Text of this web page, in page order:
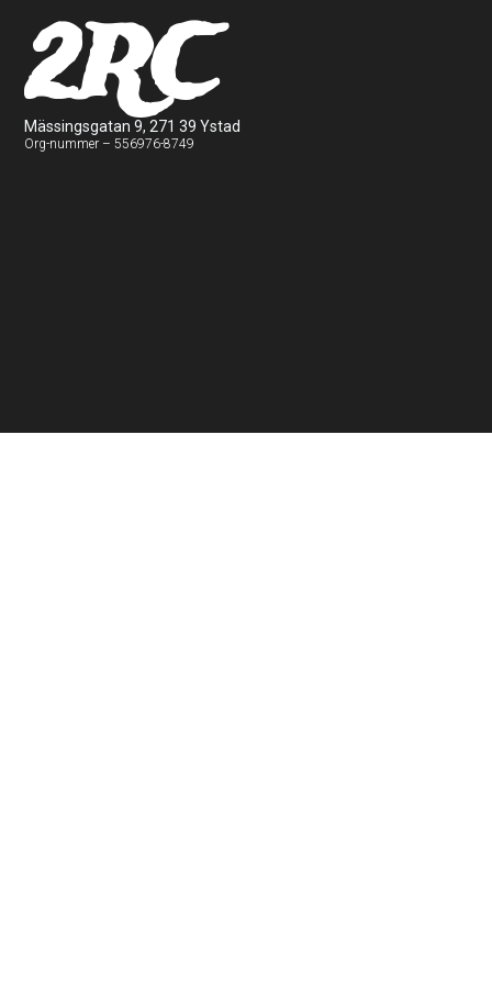
2RC
Mässingsgatan 9, 271 39 Ystad
Org-nummer – 556976-8749